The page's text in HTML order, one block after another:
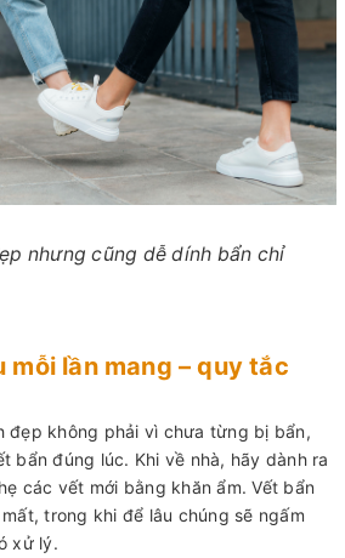
nhưng cũng dễ dính bẩn chỉ
mỗi lần mang – quy tắc
đẹp không phải vì chưa từng bị bẩn,
bẩn đúng lúc. Khi về nhà, hãy dành ra
các vết mới bằng khăn ẩm. Vết bẩn
trong khi để lâu chúng sẽ ngấm
xử lý.